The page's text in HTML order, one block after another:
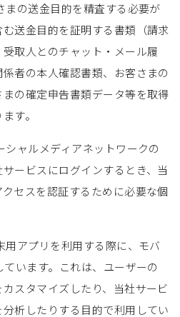
の送金目的を精査する必要が
送金目的を証明する書類（請求
取人とのチャット・メール履
者の本人確認書類、お客さまの
の確定申告書類データ等を取得
す。
ャルメディアネットワークの
ービスにログインするとき、当
セスを認証するために必要な個
アプリを利用する際に、モバ
います。これは、ユーザーの
スタマイズしたり、当社サービ
析したりする目的で利用してい